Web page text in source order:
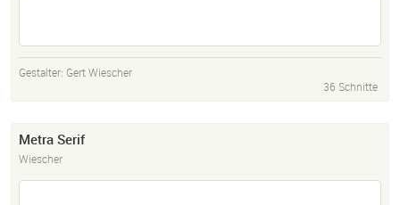
Gestalter: Gert Wiescher
36 Schnitte
Metra Serif
Wiescher